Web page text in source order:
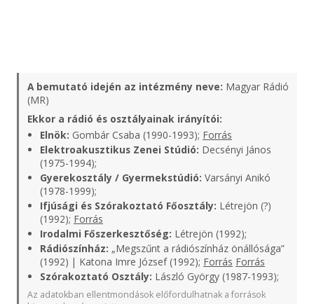
A bemutató idején az intézmény neve: Magyar Rádió
(MR)
Ekkor a rádió és osztályainak irányítói:
Elnök: Gombár Csaba (1990-1993); Forrás
Elektroakusztikus Zenei Stúdió: Decsényi János
(1975-1994);
Gyerekosztály / Gyermekstúdió: Varsányi Anikó
(1978-1999);
Ifjúsági és Szórakoztató Főosztály: Létrejön (?)
(1992); Forrás
Irodalmi Főszerkesztőség: Létrejön (1992);
Rádiószínház: „Megszűnt a rádiószínház önállósága”
(1992) | Katona Imre József (1992); Forrás Forrás
Szórakoztató Osztály: László György (1987-1993);
Az adatokban ellentmondások előfordulhatnak a források